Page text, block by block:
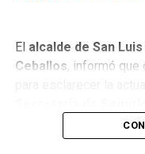
El alcalde de San
Ceballos, informó que
,
conocer un